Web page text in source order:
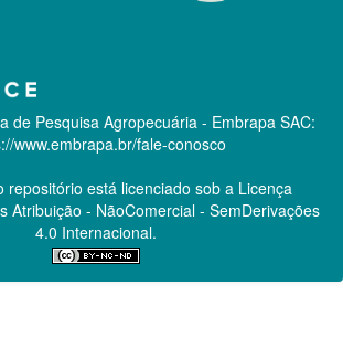
de Pesquisa Agropecuária - Embrapa SAC:
www.embrapa.br/fale-conosco
repositório está licenciado sob a Licença
Atribuição - NãoComercial - SemDerivações
4.0 Internacional.